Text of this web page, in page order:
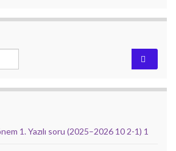
1. Yazılı soru (2025–2026 10 2-1) 1